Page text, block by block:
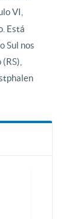
VI,
Está
Sul nos